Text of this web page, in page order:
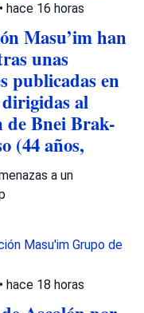
• hace 16 horas
Masu’im han
unas
publicadas en
al
de Bnei Brak-
(44 años,
a un
Masu'im Grupo de
• hace 18 horas